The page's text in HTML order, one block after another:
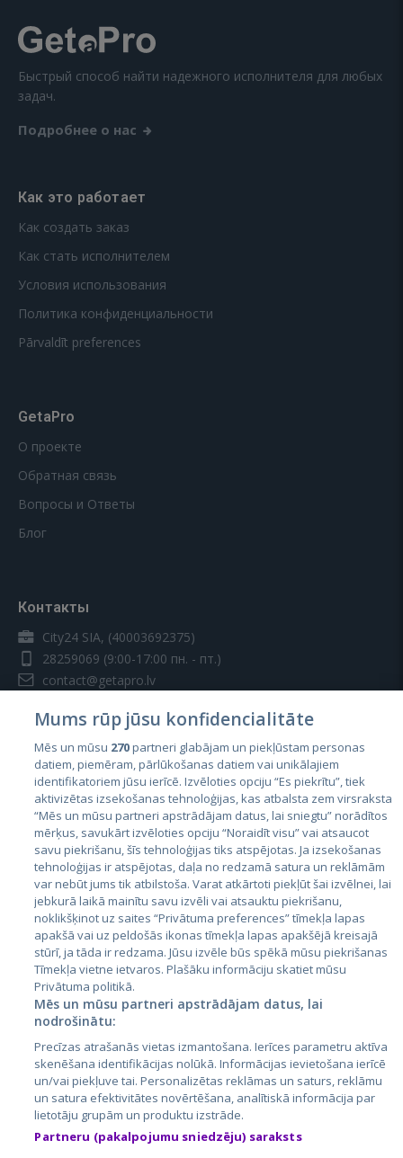
Быстрый способ найти надежного исполнителя для любых
задач.
Подробнее о нас
Как это работает
Как создать заказ
Как стать исполнителем
Условия использования
Политика конфиденциальности
Pārvaldīt preferences
GetaPro
О проекте
Обратная связь
Вопросы и Ответы
Блог
Контакты
City24 SIA, (40003692375)
28259069 (9:00-17:00 пн. - пт.)
contact@getapro.lv
Страны
Эстония
Латвия
Литва
City24.lv
City24.ee
GetaPro.lv
GetaPro.ee
Skelbiu.lt
Autoplius.lt
CVbankas.lt
Kainos.lt
Paslaugos.lt
auto24.ee
Osta.ee
Mums rūp jūsu konfidencialitāte
Mēs un mūsu 270partneri glabājam un piekļūstam personas
datiem, piemēram, pārlūkošanas datiem vai unikālajiem
identifikatoriem jūsu ierīcē. Izvēloties opciju “Es piekrītu”, tiek
aktivizētas izsekošanas tehnoloģijas, kas atbalsta zem virsraksta
“Mēs un mūsu partneri apstrādājam datus, lai sniegtu” norādītos
mērķus, savukārt izvēloties opciju “Noraidīt visu” vai atsaucot
savu piekrišanu, šīs tehnoloģijas tiks atspējotas. Ja izsekošanas
tehnoloģijas ir atspējotas, daļa no redzamā satura un reklāmām
var nebūt jums tik atbilstoša. Varat atkārtoti piekļūt šai izvēlnei, lai
jebkurā laikā mainītu savu izvēli vai atsauktu piekrišanu,
noklikšķinot uz saites “Privātuma preferences” tīmekļa lapas
apakšā vai uz peldošās ikonas tīmekļa lapas apakšējā kreisajā
stūrī, ja tāda ir redzama. Jūsu izvēle būs spēkā mūsu piekrišanas
Tīmekļa vietne ietvaros. Plašāku informāciju skatiet mūsu
Privātuma politikā.
Mēs un mūsu partneri apstrādājam datus, lai
nodrošinātu:
Precīzas atrašanās vietas izmantošana. Ierīces parametru aktīva
skenēšana identifikācijas nolūkā. Informācijas ievietošana ierīcē
un/vai piekļuve tai. Personalizētas reklāmas un saturs, reklāmu
un satura efektivitātes novērtēšana, analītiskā informācija par
lietotāju grupām un produktu izstrāde.
Partneru (pakalpojumu sniedzēju) saraksts